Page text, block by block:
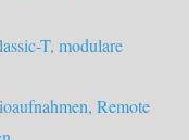
T, modulare
Remote